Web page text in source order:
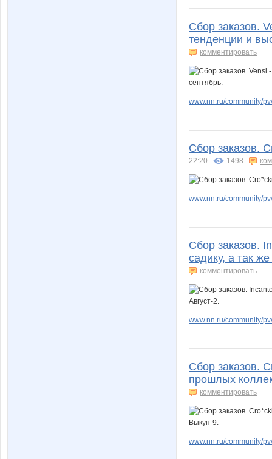
Сбор заказов.
тенденции и
комментировать
www.nn.ru/community/
Сбор заказов.
22:20 1498
www.nn.ru/community/
Сбор заказов.
садику, а так
комментировать
www.nn.ru/community/
Сбор заказов.
прошлых
комментировать
www.nn.ru/community/